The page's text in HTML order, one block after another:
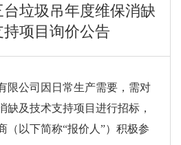
垃圾吊年度维保消缺
持项目询价公告
限公司因日常生产需要，需对
缺及技术支持项目进行招标，
（以下简称“报价人”）积极参